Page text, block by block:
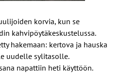
korvia, kun se
kahvipöytäkeskustelussa.
hakemaan: kertova ja hauska
uudelle sylitasolle.
napattiin heti käyttöön.